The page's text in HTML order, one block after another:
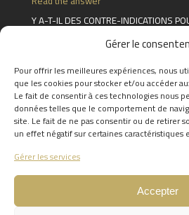
Gérer le
Pour offrir les meilleures expériences, nous
que les cookies pour stocker et/ou accéder
Le fait de consentir à ces technologies nous
données telles que le comportement de
site. Le fait de ne pas consentir ou de retirer
un effet négatif sur certaines caractéristiques
Gérer les services
Accepter
Y A-T-IL DES CONTRE-INDICATIONS
UN SOIN MAIS JE NE SUIS PLUS
PUIS-JE ANNULER OU DÉPLACER MA
RÉSERVATION ?
Read the answer
FIND THE ANSWERS TO YOUR
QUESTIONS BY CLICKINGHERE